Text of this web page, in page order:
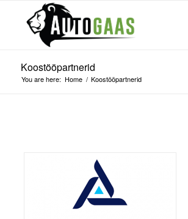
Koostööpartnerid
You are here: Home / Koostööpartnerid